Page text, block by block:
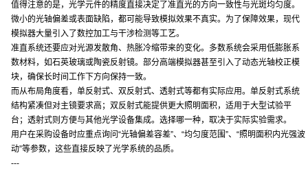
值得注意的是，光学元件的精度直接决定了准直光的方向一致性与光斑均匀度。
微小的光轴偏差或表面缺陷，都可能导致模拟效果不真实。为了保障效果，现代
模拟器大量引入了数控加工与干涉检测等工艺。
准直系统还要应对光源发散角、热胀冷缩带来的变化。多数系统会采用低膨胀系
数材料，如石英玻璃或陶瓷反射镜。部分高端模拟器甚至引入了动态光轴校正模
块，确保长时间工作下方向保持一致。
而从布局角度看，单反射式、双反射式、透射式等都有实际应用。单反射式系统
结构紧凑但对主镜要求高；双反射式能提供更大照明面积，适用于大型试验平
台；透射式则方便与其他光学设备集成。选择哪一种，取决于实际实验需求。
用户在采购设备时应重点询问“光轴偏差容差”、“均匀度范围”、“照明面积内光强波
动”等参数，这些直接反映了光学系统的品质。
---